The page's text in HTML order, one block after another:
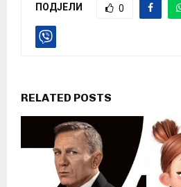
ПОДЈЕЛИ 0
RELATED POSTS